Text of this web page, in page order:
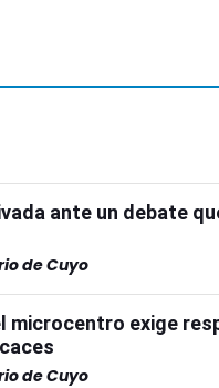
ante un debate
de Cuyo
microcentro exige
de Cuyo